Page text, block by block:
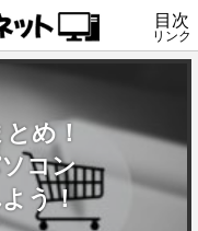
目次
リンク
め！
コン
う！